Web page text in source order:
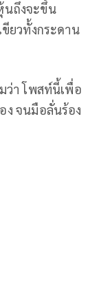
นถึงจะขึ้น
ยวทั้งกระดาน
ว่า โพสท์นี้เพื่อ
ง จนมือลั่นร้อง